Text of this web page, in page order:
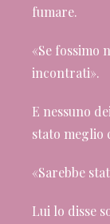
fumare.
«Se fossimo
incontrati».
E nessuno
stato meglio
«Sarebbe
Lui lo disse